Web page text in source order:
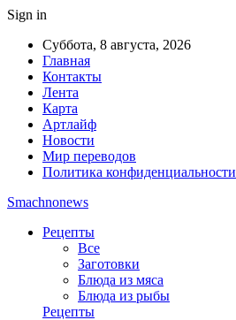
Sign in
Суббота, 8 августа, 2026
Главная
Контакты
Лента
Карта
Артлайф
Новости
Мир переводов
Политика конфиденциальности
Smachnonews
Рецепты
Все
Заготовки
Блюда из мяса
Блюда из рыбы
Рецепты